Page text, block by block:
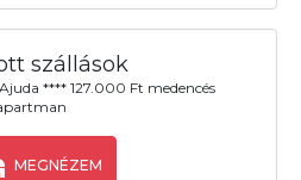
szállások
**** 127.000 Ft medencés
MEGNÉZEM